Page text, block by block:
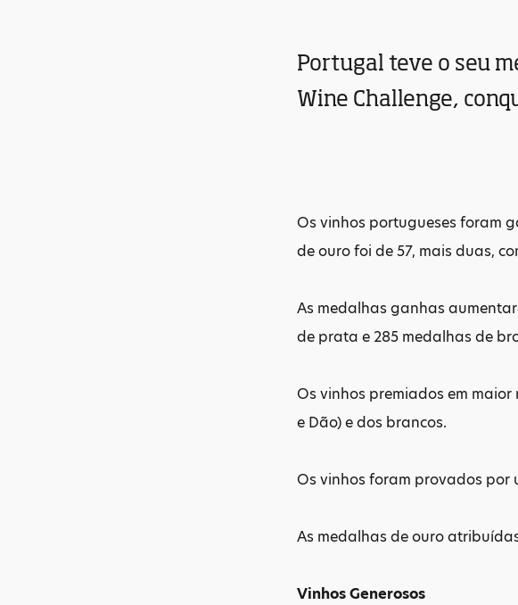
Portugal teve o seu
Wine Challenge,
Os vinhos portugueses foram
de ouro foi de 57, mais duas,
As medalhas ganhas
de prata e 285 medalhas de
Os vinhos premiados em
e Dão) e dos brancos.
Os vinhos foram provados por
As medalhas de ouro
Vinhos Generosos